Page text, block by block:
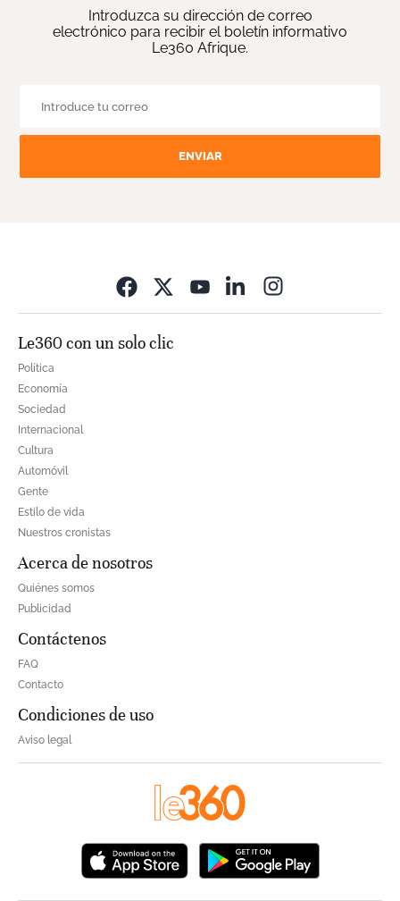
Introduzca su dirección de correo
electrónico para recibir el boletín informativo
Le360 Afrique.
ENVIAR
Le360 con un solo clic
Política
Economía
Sociedad
Internacional
Cultura
Automóvil
Gente
Estilo de vida
Nuestros cronistas
Acerca de nosotros
Quiénes somos
Publicidad
Contáctenos
FAQ
Contacto
Condiciones de uso
Aviso legal